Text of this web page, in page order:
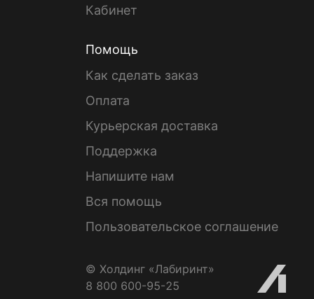
Кабинет
Помощь
Как сделать заказ
Оплата
Курьерская доставка
Поддержка
Напишите нам
Вся помощь
Пользовательское соглашение
© Холдинг «Лабиринт»
8 800 600-95-25